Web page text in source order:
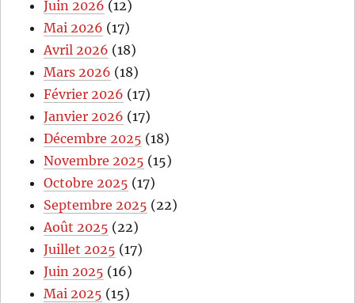
Juin 2026 (12)
Mai 2026 (17)
Avril 2026 (18)
Mars 2026 (18)
Février 2026 (17)
Janvier 2026 (17)
Décembre 2025 (18)
Novembre 2025 (15)
Octobre 2025 (17)
Septembre 2025 (22)
Août 2025 (22)
Juillet 2025 (17)
Juin 2025 (16)
Mai 2025 (15)